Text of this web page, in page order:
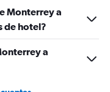
Monterrey a
de hotel?
a